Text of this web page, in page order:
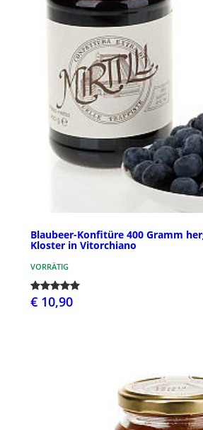
Blaubeer-Konfitüre 400 Gramm
Kloster in Vitorchiano
VORRÄTIG
€ 10,90